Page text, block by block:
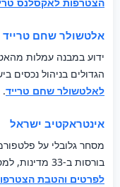
אלטשולר שחם טרייד
ידוע במבנה עמלות
הגדולים בניהול נכסים
לאלטשולר שחם טרייד.
אינטראקטיב ישראל
בורסות ב-33 מדינות, למסחר במניות, אג"ח, אופציות ומט"ח.
לפרטים והטבת